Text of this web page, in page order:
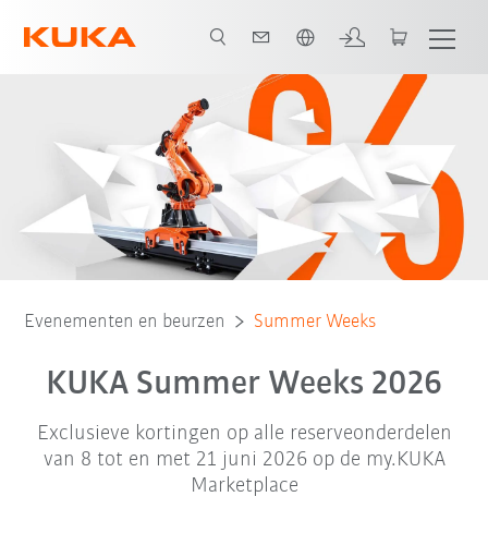
Spare Parts Finder my.KUKA Marketplace
Evenementen en beurzen Summer Weeks
KUKA Summer Weeks 2026
Exclusieve kortingen op alle reserveonderdelen
van 8 tot en met 21 juni 2026 op de my.KUKA
Marketplace